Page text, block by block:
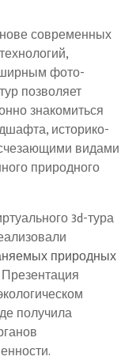
современных
фото-
позволяет
знакомиться
историко-
видами
природного
3d-тура
природных
получила